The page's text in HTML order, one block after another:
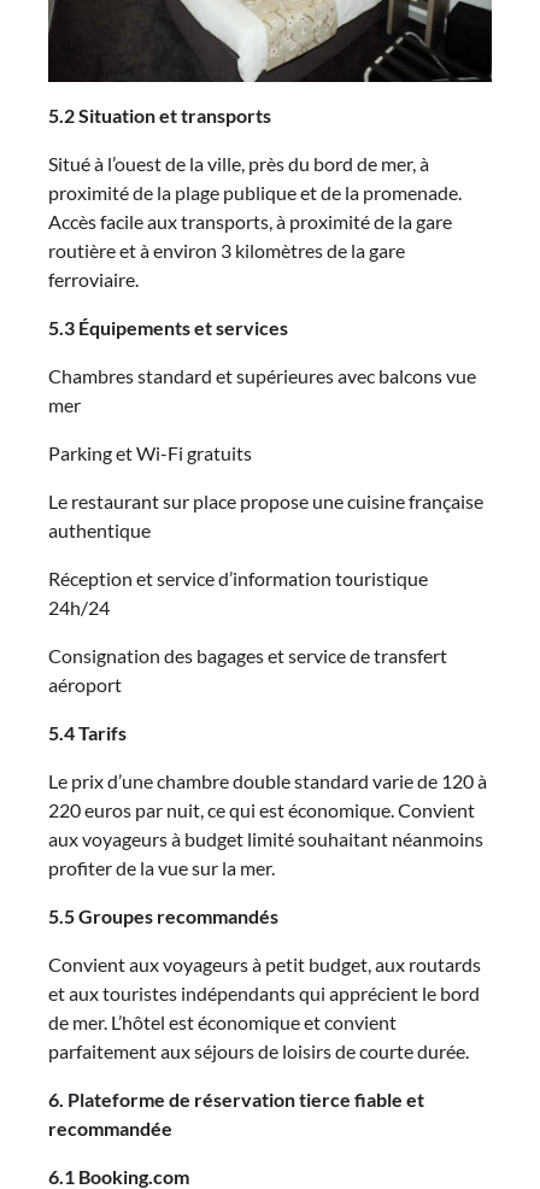
5.2 Situation et transports
Situé à l’ouest de la ville, près du bord de mer, à
proximité de la plage publique et de la promenade.
Accès facile aux transports, à proximité de la gare
routière et à environ 3 kilomètres de la gare
ferroviaire.
5.3 Équipements et services
Chambres standard et supérieures avec balcons vue
mer
Parking et Wi-Fi gratuits
Le restaurant sur place propose une cuisine française
authentique
Réception et service d’information touristique
24h/24
Consignation des bagages et service de transfert
aéroport
5.4 Tarifs
Le prix d’une chambre double standard varie de 120 à
220 euros par nuit, ce qui est économique. Convient
aux voyageurs à budget limité souhaitant néanmoins
profiter de la vue sur la mer.
5.5 Groupes recommandés
Convient aux voyageurs à petit budget, aux routards
et aux touristes indépendants qui apprécient le bord
de mer. L’hôtel est économique et convient
parfaitement aux séjours de loisirs de courte durée.
6. Plateforme de réservation tierce fiable et
recommandée
6.1 Booking.com